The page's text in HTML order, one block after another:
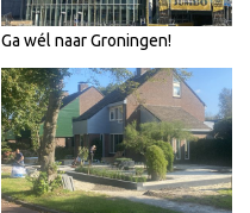
Ga wél naar Groningen!